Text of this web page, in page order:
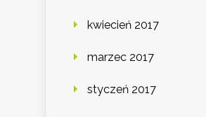
kwiecień 2017
marzec 2017
styczeń 2017